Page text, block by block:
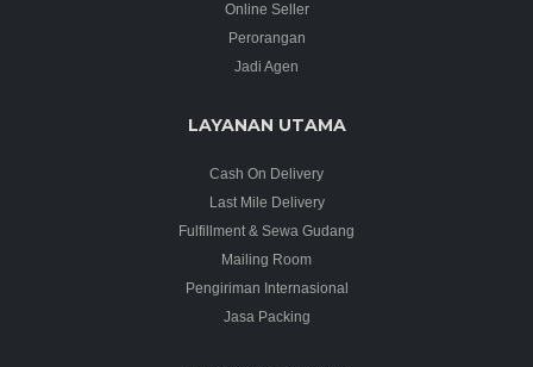
Online Seller
Perorangan
Jadi Agen
LAYANAN UTAMA
Cash On Delivery
Last Mile Delivery
Fulfillment & Sewa Gudang
Mailing Room
Pengiriman Internasional
Jasa Packing